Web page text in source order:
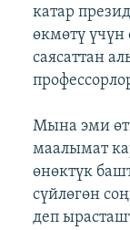
катар
өкмөтү үчүн
саясаттан
Мына эми
маалымат
өнөктүк
сүйлөгөн
деп